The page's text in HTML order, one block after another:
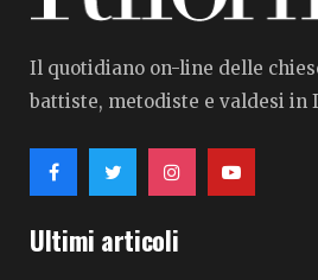
Il quotidiano on-line delle
battiste, metodiste e valdesi in
Ultimi articoli